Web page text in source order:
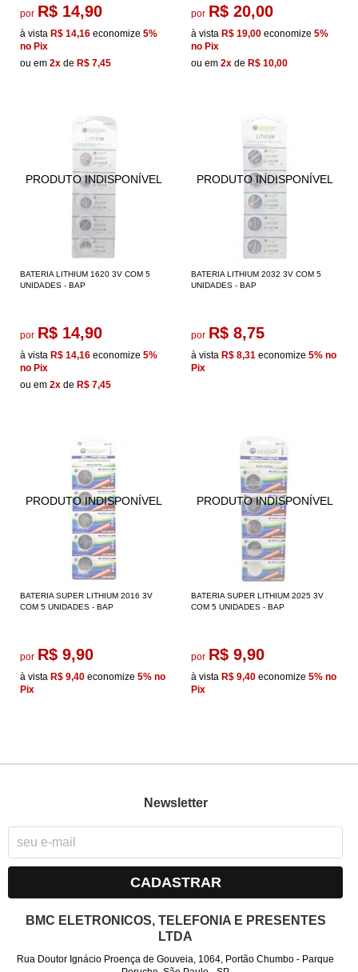
por R$ 14,90
à vista R$ 14,16 economize 5%
no Pix
ou em 2x de R$ 7,45
por R$ 20,00
à vista R$ 19,00 economize 5%
no Pix
ou em 2x de R$ 10,00
BATERIA LITHIUM 1620 3V COM 5
UNIDADES - BAP
por R$ 14,90
à vista R$ 14,16 economize 5%
no Pix
ou em 2x de R$ 7,45
BATERIA LITHIUM 2032 3V COM 5
UNIDADES - BAP
por R$ 8,75
à vista R$ 8,31 economize 5% no
Pix
BATERIA SUPER LITHIUM 2016 3V
COM 5 UNIDADES - BAP
por R$ 9,90
à vista R$ 9,40 economize 5% no
Pix
BATERIA SUPER LITHIUM 2025 3V
COM 5 UNIDADES - BAP
por R$ 9,90
à vista R$ 9,40 economize 5% no
Pix
Newsletter
CADASTRAR
BMC ELETRONICOS, TELEFONIA E PRESENTES
LTDA
Rua Doutor Ignácio Proença de Gouveia, 1064, Portão Chumbo - Parque